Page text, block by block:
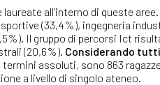
all’interno di queste
(33,4%), ingegneria
Il gruppo di percorsi Ict
(20,6%). Considerando
termini assoluti, sono 863
a livello di singolo ateneo.